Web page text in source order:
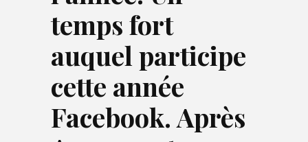
temps fort
auquel participe
cette année
Facebook. Après